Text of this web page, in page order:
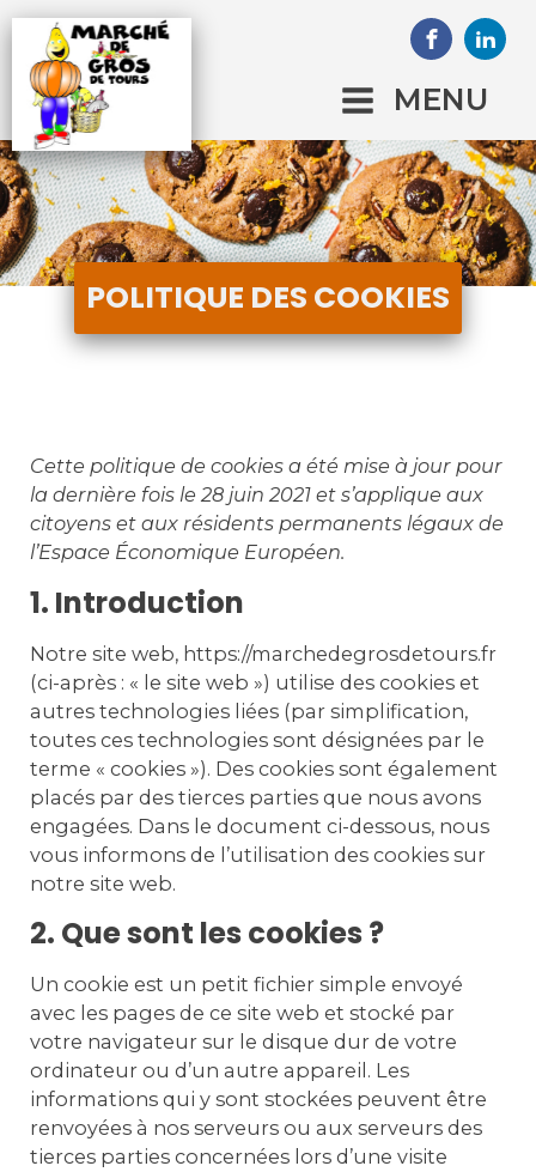
MENU
POLITIQUE DES COOKIES
Cette politique de cookies a été mise à jour pour
la dernière fois le 28 juin 2021 et s’applique aux
citoyens et aux résidents permanents légaux de
l’Espace Économique Européen.
1. Introduction
Notre site web, https://marchedegrosdetours.fr
(ci-après : « le site web ») utilise des cookies et
autres technologies liées (par simplification,
toutes ces technologies sont désignées par le
terme « cookies »). Des cookies sont également
placés par des tierces parties que nous avons
engagées. Dans le document ci-dessous, nous
vous informons de l’utilisation des cookies sur
notre site web.
2. Que sont les cookies ?
Un cookie est un petit fichier simple envoyé
avec les pages de ce site web et stocké par
votre navigateur sur le disque dur de votre
ordinateur ou d’un autre appareil. Les
informations qui y sont stockées peuvent être
renvoyées à nos serveurs ou aux serveurs des
tierces parties concernées lors d’une visite